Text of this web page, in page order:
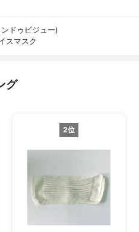
ドゥビジュー)
スマスク
グ
2位